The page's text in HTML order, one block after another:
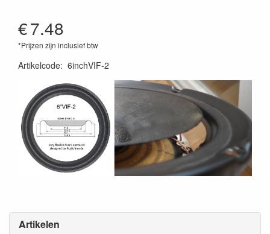
Artikelen
€7.48
*Prijzen zijn inclusief btw
Artikelcode: 6inchVIF-2